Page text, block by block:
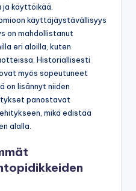
käyttöikää.
käyttäjäystävällisyys
on mahdollistanut
eri aloilla, kuten
Historiallisesti
myös sopeutuneet
on lisännyt niiden
panostavat
mikä edistää
alalla.